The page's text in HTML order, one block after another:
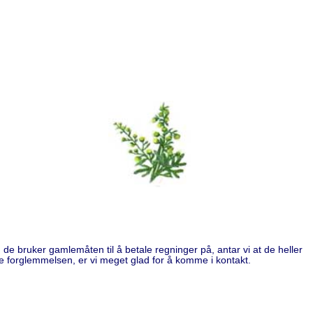
bruker gamlemåten til å betale regninger på, antar vi at de heller
er vi meget glad for å komme i kontakt.